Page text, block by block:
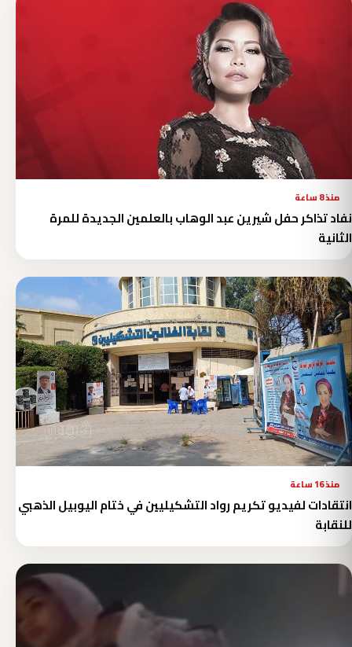
منذ 8 ساعة
نفاد تذاكر حفل شيرين عبد الوهاب بالعلمين الجديدة للمرة
الثانية
منذ 16 ساعة
انتقادات لفيديو تكريم رواد التشكيليين في ختام اليوبيل الذهبي
للنقابة